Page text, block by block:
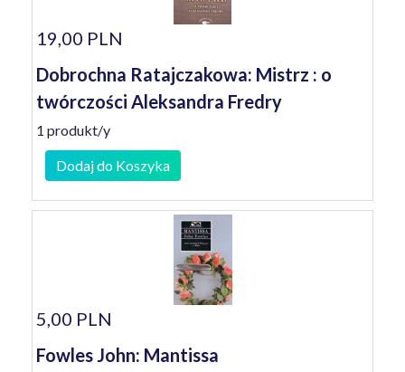
19,00 PLN
Dobrochna Ratajczakowa: Mistrz : o
twórczości Aleksandra Fredry
1 produkt/y
Dodaj do Koszyka
5,00 PLN
Fowles John: Mantissa